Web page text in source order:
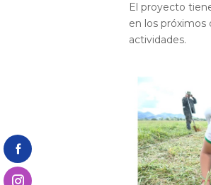
El proyecto
en los
actividades.